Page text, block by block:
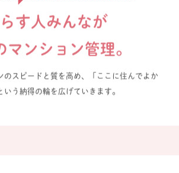
す人みんなが
マンション管理。
のスピードと質を高め、「ここに住んでよか
いう納得の輪を 広げていきます。